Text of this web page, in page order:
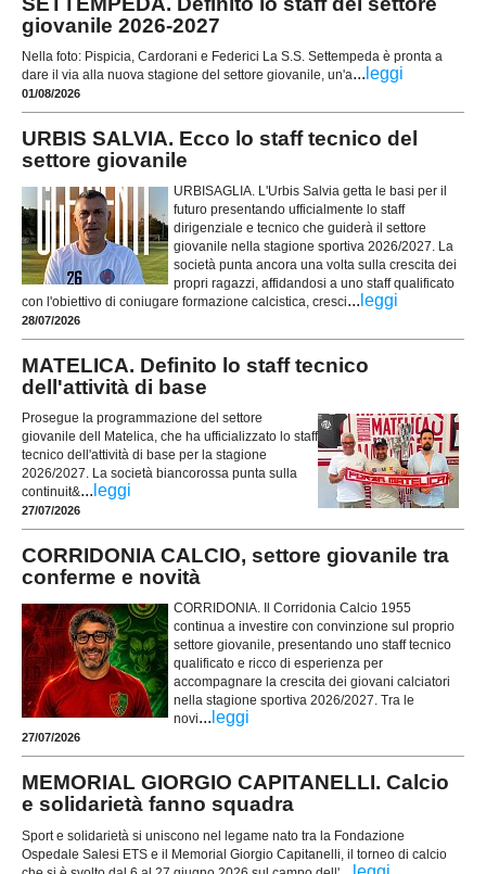
giovanile 2026-2027
Nella foto: Pispicia, Cardorani e Federici La S.S. Settempeda è pronta a
dare il via alla nuova stagione del settore giovanile, un'a... leggi
01/08/2026
URBIS SALVIA. Ecco lo staff tecnico del
settore giovanile
URBISAGLIA. L'Urbis Salvia getta le basi per il
futuro presentando ufficialmente lo staff
dirigenziale e tecnico che guiderà il settore
giovanile nella stagione sportiva 2026/2027. La
società punta ancora una volta sulla crescita dei
propri ragazzi, affidandosi a uno staff qualificato
con l'obiettivo di coniugare formazione calcistica, cresci... leggi
28/07/2026
MATELICA. Definito lo staff tecnico
dell'attività di base
Prosegue la programmazione del settore
giovanile dell Matelica, che ha ufficializzato lo staff
tecnico dell'attività di base per la stagione
2026/2027. La società biancorossa punta sulla
continuit&... leggi
27/07/2026
CORRIDONIA CALCIO, settore giovanile tra
conferme e novità
CORRIDONIA. Il Corridonia Calcio 1955
continua a investire con convinzione sul proprio
settore giovanile, presentando uno staff tecnico
qualificato e ricco di esperienza per
accompagnare la crescita dei giovani calciatori
nella stagione sportiva 2026/2027. Tra le
novi... leggi
27/07/2026
MEMORIAL GIORGIO CAPITANELLI. Calcio
e solidarietà fanno squadra
Sport e solidarietà si uniscono nel legame nato tra la Fondazione
Ospedale Salesi ETS e il Memorial Giorgio Capitanelli, il torneo di calcio